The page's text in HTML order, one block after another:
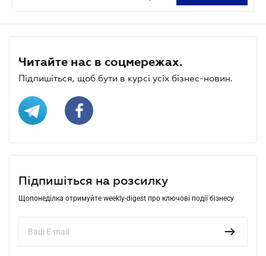
Читайте нас в соцмережах.
Підпишіться, щоб бути в курсі усіх бізнес-новин.
Підпишіться на розсилку
Щопонеділка отримуйте weekly-digest про ключові події бізнесу